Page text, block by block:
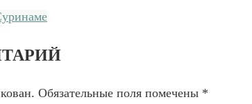
Обязательные поля помечены *